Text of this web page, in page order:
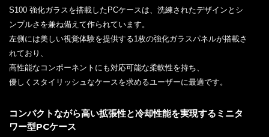
S100 強化ガラスを搭載したPCケースは、洗練されたデザインとシ
ンプルさを兼ね備えて作られています。
左側には美しい視覚体験を提供する1枚の強化ガラスパネルが搭載さ
れており、
高性能なコンポーネントにも対応可能な柔軟性を持ち、
優しくスタイリッシュなケースを求めるユーザーに最適です。
コンパクトながら高い拡張性と冷却性能を実現するミニタ
ワー型PCケース